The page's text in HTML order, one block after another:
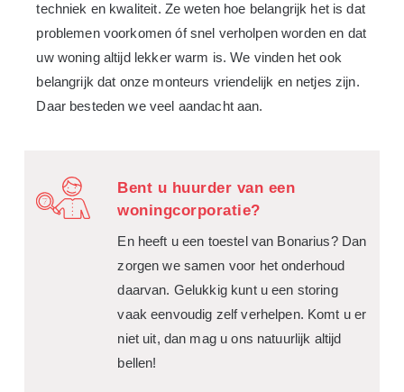
techniek en kwaliteit. Ze weten hoe belangrijk het is dat
problemen voorkomen óf snel verholpen worden en dat
uw woning altijd lekker warm is. We vinden het ook
belangrijk dat onze monteurs vriendelijk en netjes zijn.
Daar besteden we veel aandacht aan.
Bent u huurder van een
woningcorporatie?
En heeft u een toestel van Bonarius? Dan
zorgen we samen voor het onderhoud
daarvan. Gelukkig kunt u een storing
vaak eenvoudig zelf verhelpen. Komt u er
niet uit, dan mag u ons natuurlijk altijd
bellen!